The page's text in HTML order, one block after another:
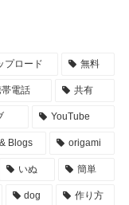
プロード 無料
電話 共有
YouTube
Blogs origami
いぬ 簡単
dog 作り方